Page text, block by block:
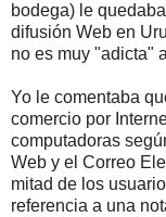
bodega) le
difusión Web en
no es muy "adicta"
Yo le comentaba
comercio por
computadoras
Web y el Correo
mitad de los
referencia a una